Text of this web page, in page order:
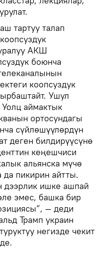
тартуу талап
АКШ
боюнча
коопсуздук
Ушул
аймактык
ортосундагы
сүйлөшүүлөрдүн
деген билдирүүсүнө
кеңешчиси
альянска мүчө
пикирин айтты.
дээрлик ишке ашпай
эмес, башка бир
— деди
Трамп украин
негизде чекит